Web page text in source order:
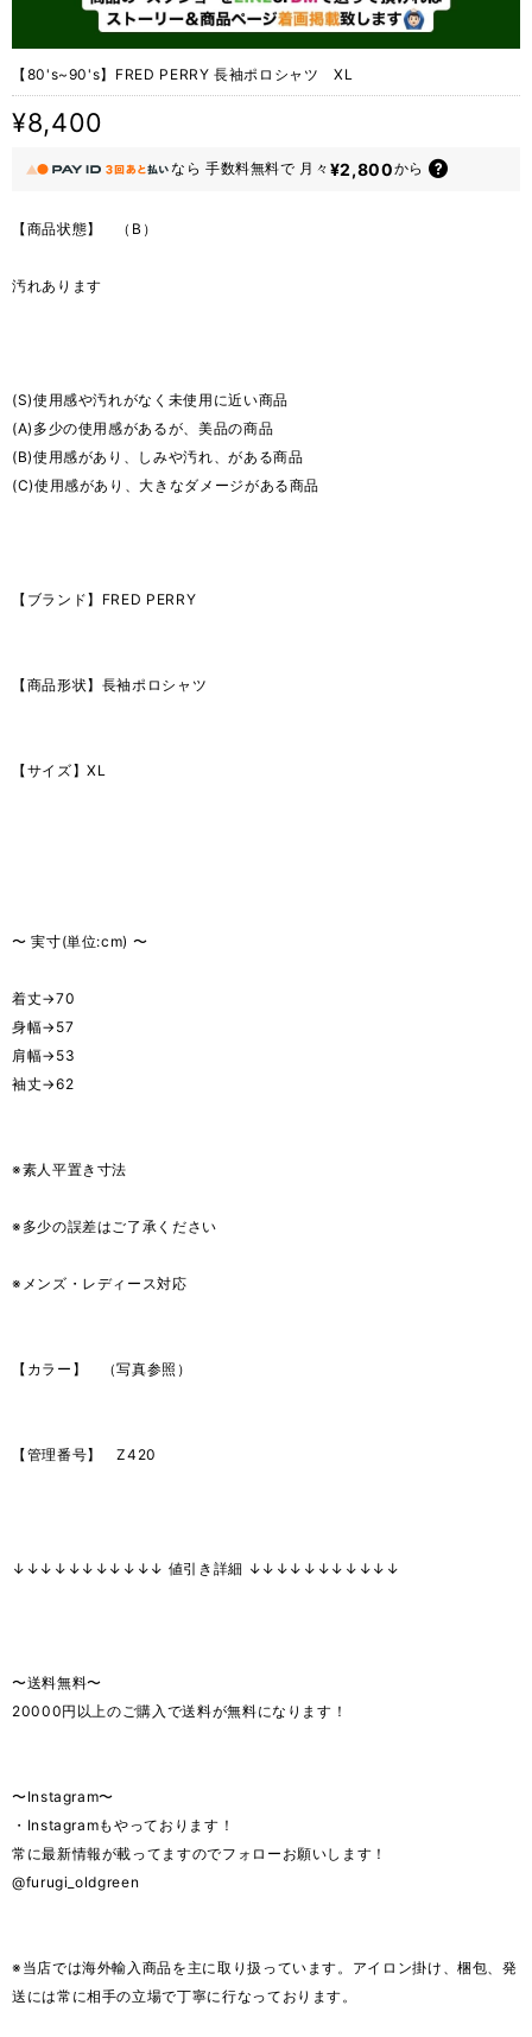
【80's~90's】FRED PERRY 長袖ポロシャツ XL
¥8,400
なら 手数料無料で 月々 ¥2,800から
【商品状態】 （B）
汚れあります
(S)使用感や汚れがなく未使用に近い商品
(A)多少の使用感があるが、美品の商品
(B)使用感があり、しみや汚れ、がある商品
(C)使用感があり、大きなダメージがある商品
【ブランド】FRED PERRY
【商品形状】長袖ポロシャツ
【サイズ】XL
〜 実寸(単位:cm) 〜
着丈→70
身幅→57
肩幅→53
袖丈→62
※素人平置き寸法
※多少の誤差はご了承ください
※メンズ・レディース対応
【カラー】 （写真参照）
【管理番号】 Z420
↓↓↓↓↓↓↓↓↓↓↓ 値引き詳細 ↓↓↓↓↓↓↓↓↓↓↓
〜送料無料〜
20000円以上のご購入で送料が無料になります！
〜Instagram〜
・Instagramもやっております！
常に最新情報が載ってますのでフォローお願いします！
@furugi_oldgreen
※当店では海外輸入商品を主に取り扱っています。アイロン掛け、梱包、発
送には常に相手の立場で丁寧に行なっております。